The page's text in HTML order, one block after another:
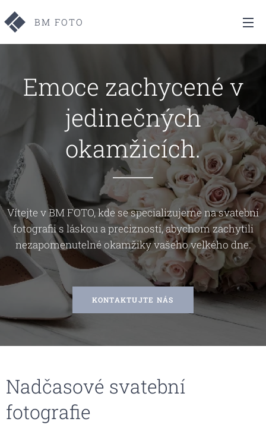
BM FOTO
Emoce zachycené v
jedinečných
okamžicích.
Vítejte v BM FOTO, kde se specializujeme na svatební
fotografii s láskou a precizností, abychom zachytili
nezapomenutelné okamžiky vašeho velkého dne.
KONTAKTUJTE NÁS
Nadčasové svatební
fotografie